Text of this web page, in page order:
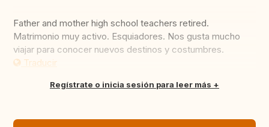
Father and mother high school teachers retired.
Matrimonio muy activo. Esquiadores. Nos gusta mucho
viajar para conocer nuevos destinos y costumbres.
Traducir
Regístrate o inicia sesión para leer más